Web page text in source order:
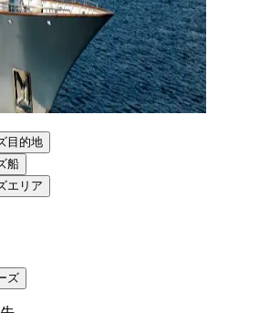
目的地
船
エリア
ズ